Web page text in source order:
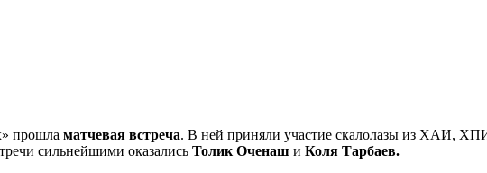
прошла матчевая встреча. В ней приняли участие скалолазы из ХАИ,
сильнейшими оказались Толик Оченаш и Коля Тарбаев.